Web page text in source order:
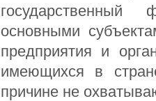
основными
предприятия и
имеющихся в
причине не